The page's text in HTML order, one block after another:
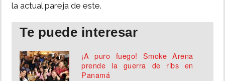
la actual pareja de este.
Te puede interesar
¡A puro fuego! Smoke Arena
prende la guerra de ribs en
Panamá